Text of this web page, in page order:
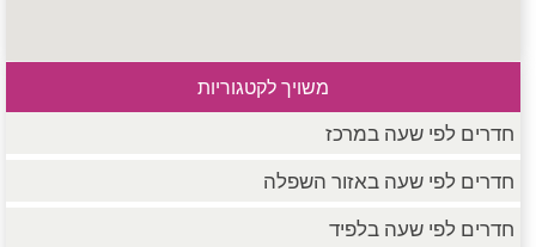
משויך לקטגוריות
חדרים לפי שעה במרכז
חדרים לפי שעה באזור השפלה
חדרים לפי שעה בלפיד